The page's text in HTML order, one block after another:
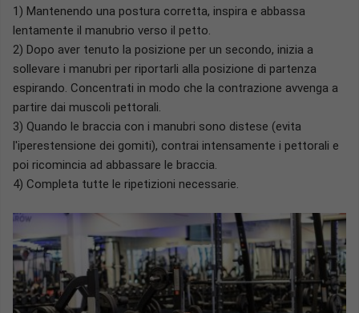
1) Mantenendo una postura corretta, inspira e abbassa
lentamente il manubrio verso il petto.
2) Dopo aver tenuto la posizione per un secondo, inizia a
sollevare i manubri per riportarli alla posizione di partenza
espirando. Concentrati in modo che la contrazione avvenga a
partire dai muscoli pettorali.
3) Quando le braccia con i manubri sono distese (evita
l'iperestensione dei gomiti), contrai intensamente i pettorali e
poi ricomincia ad abbassare le braccia.
4) Completa tutte le ripetizioni necessarie.